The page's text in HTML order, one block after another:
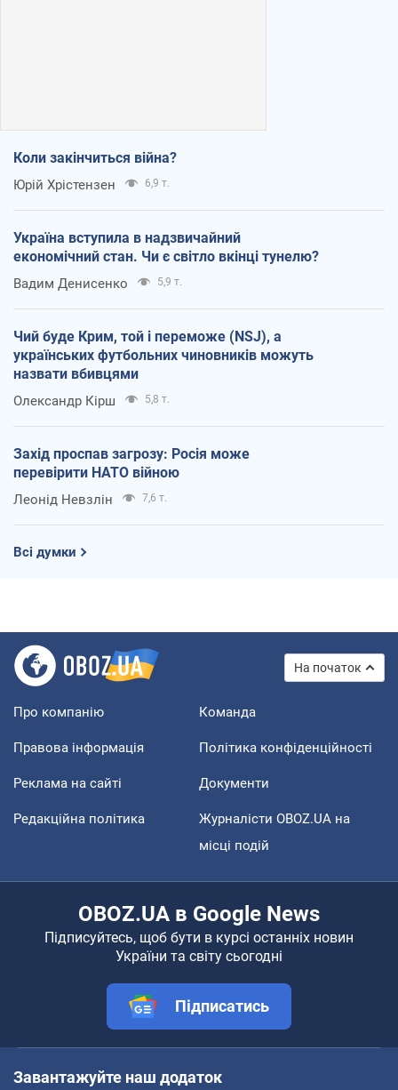
Коли закінчиться війна?
Юрій Хрістензен 6,9 т.
Україна вступила в надзвичайний
економічний стан. Чи є світло вкінці тунелю?
Вадим Денисенко 5,9 т.
Чий буде Крим, той і переможе (NSJ), а
українських футбольних чиновників можуть
назвати вбивцями
Олександр Кірш 5,8 т.
Захід проспав загрозу: Росія може
перевірити НАТО війною
Леонід Невзлін 7,6 т.
Всі думки
На початок
Про компанію Команда
Правова інформація Політика конфіденційності
Реклама на сайті Документи
Редакційна політика
Журналісти OBOZ.UA на
місці подій
OBOZ.UA в Google News
Підписуйтесь, щоб бути в курсі останніх новин
України та світу сьогодні
Підписатись
Завантажуйте наш додаток